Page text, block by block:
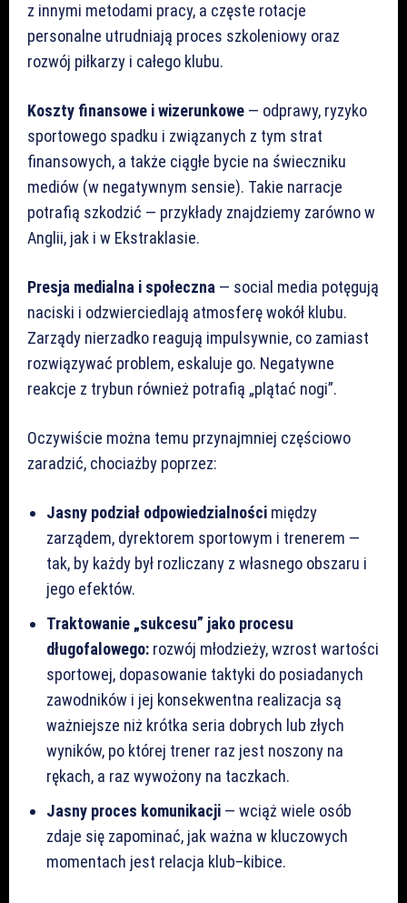
z innymi metodami pracy, a częste rotacje
personalne utrudniają proces szkoleniowy oraz
rozwój piłkarzy i całego klubu.
Koszty finansowe i wizerunkowe — odprawy, ryzyko
sportowego spadku i związanych z tym strat
finansowych, a także ciągłe bycie na świeczniku
mediów (w negatywnym sensie). Takie narracje
potrafią szkodzić — przykłady znajdziemy zarówno w
Anglii, jak i w Ekstraklasie.
Presja medialna i społeczna — social media potęgują
naciski i odzwierciedlają atmosferę wokół klubu.
Zarządy nierzadko reagują impulsywnie, co zamiast
rozwiązywać problem, eskaluje go. Negatywne
reakcje z trybun również potrafią „plątać nogi”.
Oczywiście można temu przynajmniej częściowo
zaradzić, chociażby poprzez:
Jasny podział odpowiedzialności między
zarządem, dyrektorem sportowym i trenerem —
tak, by każdy był rozliczany z własnego obszaru i
jego efektów.
Traktowanie „sukcesu” jako procesu
długofalowego: rozwój młodzieży, wzrost wartości
sportowej, dopasowanie taktyki do posiadanych
zawodników i jej konsekwentna realizacja są
ważniejsze niż krótka seria dobrych lub złych
wyników, po której trener raz jest noszony na
rękach, a raz wywożony na taczkach.
Jasny proces komunikacji — wciąż wiele osób
zdaje się zapominać, jak ważna w kluczowych
momentach jest relacja klub–kibice.